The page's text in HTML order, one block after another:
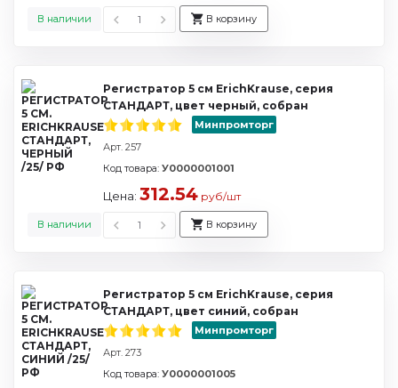
В наличии В корзину
Регистратор 5 см ErichKrause, серия
СТАНДАРТ, цвет черный, собран
Минпромторг
Арт. 257
В наличии
Код товара: У0000001001
Цена: 312.54 руб/шт
В корзину
Регистратор 5 см ErichKrause, серия
СТАНДАРТ, цвет синий, собран
Минпромторг
Арт. 273
Код товара: У0000001005